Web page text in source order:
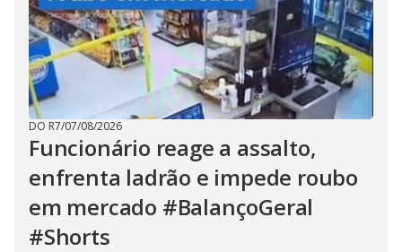
DO R7/07/08/2026
Funcionário reage a assalto,
enfrenta ladrão e impede roubo
em mercado #BalançoGeral
#Shorts